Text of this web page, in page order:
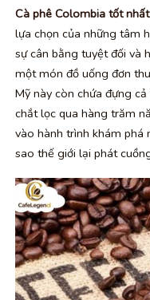
Cà phê Colombia tốt
lựa chọn của những tâm
sự cân bằng tuyệt đối và
một món đồ uống đơn
Mỹ này còn chứa đựng
chắt lọc qua hàng trăm
vào hành trình khám phá
sao thế giới lại phát